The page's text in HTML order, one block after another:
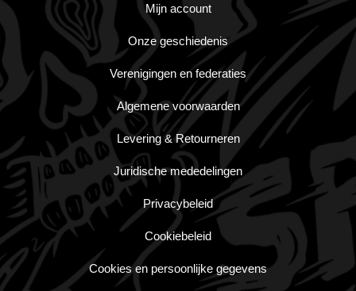
Mijn account
Onze geschiedenis
Verenigingen en federaties
Algemene voorwaarden
Levering & Retourneren
Juridische mededelingen
Privacybeleid
Cookiebeleid
Cookies en persoonlijke gegevens